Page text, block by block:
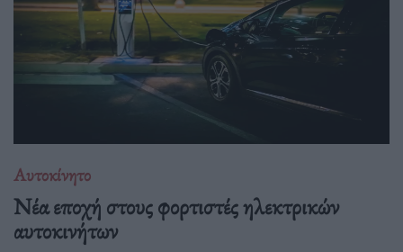
Αυτοκίνητο
Νέα εποχή στους φορτιστές ηλεκτρικών
αυτοκινήτων